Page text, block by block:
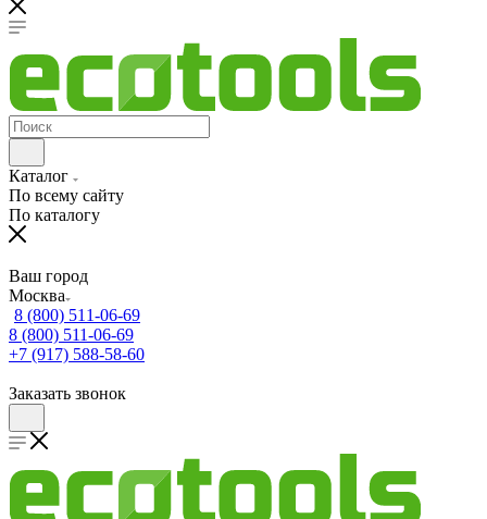
Каталог
По всему сайту
По каталогу
Ваш город
Москва
8 (800) 511-06-69
8 (800) 511-06-69
+7 (917) 588-58-60
Заказать звонок